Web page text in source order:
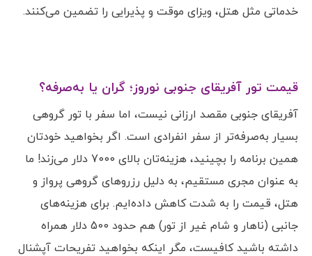
خدماتی مثل هتل، ویزای موقت و پذیرایی را تضمین می‌کنند.
قیمت تور آفریقای جنوبی نوروز؛ گران یا به‌صرفه؟
آفریقای جنوبی مقصد ارزانی نیست، اما سفر با تور گروهی
بسیار به‌صرفه‌تر از سفر انفرادی است. اگر بخواهید خودتان
همین برنامه را بچینید، هزینه‌تان بالای 7000 دلار می‌زند! ما
به عنوان مجری مستقیم، به دلیل رزروهای گروهی پرواز و
هتل، قیمت را به شدت کاهش داده‌ایم. برای هزینه‌های
جانبی (ناهار و شام غیر از تور) هم حدود 500 دلار همراه
داشته باشید کافیست، مگر اینکه بخواهید تفریحات آپشنال